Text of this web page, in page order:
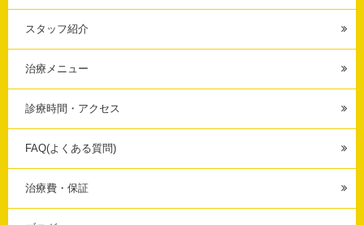
スタッフ紹介
治療メニュー
診療時間・アクセス
FAQ(よくある質問)
治療費・保証